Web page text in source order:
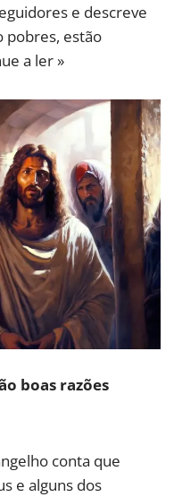
e descreve
po­bres, estão
a ler »
boas razões
conta que
e alguns dos